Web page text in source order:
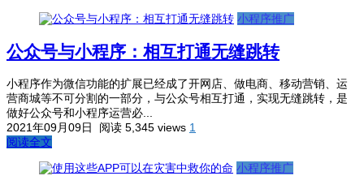
小程序推广
公众号与小程序：相互打通无缝跳转
小程序作为微信功能的扩展已经成了开网店、做电商、移动营销、运
营商城等不可分割的一部分，与公众号相互打通，实现无缝跳转，是
做好公众号和小程序运营必...
2021年09月09日
阅读 5,345 views 1
阅读全文
小程序推广